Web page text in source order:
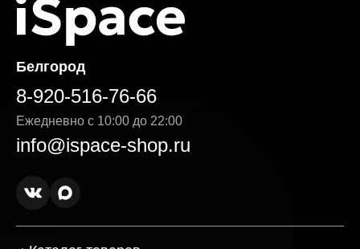
Белгород
8-920-516-76-66
Ежедневно с 10:00 до 22:00
info@ispace-shop.ru